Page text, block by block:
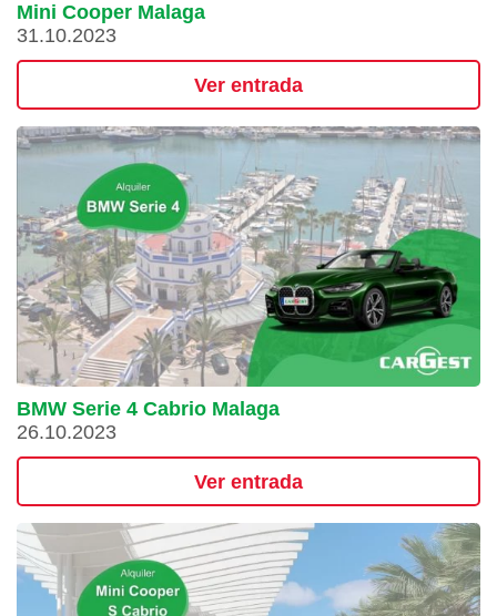
Mini Cooper Malaga
31.10.2023
Ver entrada
BMW Serie 4 Cabrio Malaga
26.10.2023
Ver entrada